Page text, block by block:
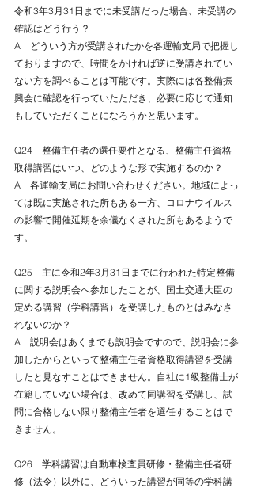
令和3年3月31日までに未受講だった場合、未受講の
確認はどう行う？
A　どういう方が受講されたかを各運輸支局で把握し
ておりますので、時間をかければ逆に受講されてい
ない方を調べることは可能です。実際には各整備振
興会に確認を行っていたただき、必要に応じて通知
もしていただくことになろうかと思います。
Q24　整備主任者の選任要件となる、整備主任資格
取得講習はいつ、どのような形で実施するのか？
A　各運輸支局にお問い合わせください。地域によっ
ては既に実施された所もある一方、コロナウイルス
の影響で開催延期を余儀なくされた所もあるようで
す。
Q25　主に令和2年3月31日までに行われた特定整備
に関する説明会へ参加したことが、国土交通大臣の
定める講習（学科講習）を受講したものとはみなさ
れないのか？
A　説明会はあくまでも説明会ですので、説明会に参
加したからといって整備主任者資格取得講習を受講
したと見なすことはできません。自社に1級整備士が
在籍していない場合は、改めて同講習を受講し、試
問に合格しない限り整備主任者を選任することはで
きません。
Q26　学科講習は自動車検査員研修・整備主任者研
修（法令）以外に、どういった講習が同等の学科講